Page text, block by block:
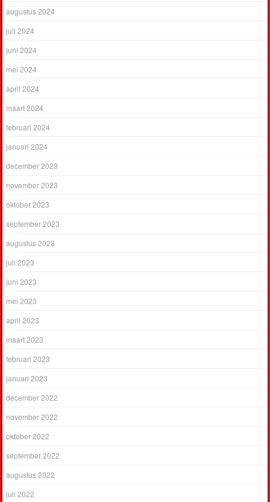
augustus 2024
juli 2024
juni 2024
mei 2024
april 2024
maart 2024
februari 2024
januari 2024
december 2023
november 2023
oktober 2023
september 2023
augustus 2023
juli 2023
juni 2023
mei 2023
april 2023
maart 2023
februari 2023
januari 2023
december 2022
november 2022
oktober 2022
september 2022
augustus 2022
juli 2022